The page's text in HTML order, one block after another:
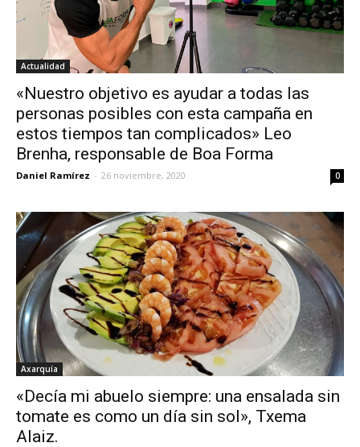
Actualidad
«Nuestro objetivo es ayudar a todas las
personas posibles con esta campaña en
estos tiempos tan complicados» Leo
Brenha, responsable de Boa Forma
Daniel Ramírez - 26 noviembre, 2020 0
Axarquía
«Decía mi abuelo siempre: una ensalada sin
tomate es como un día sin sol», Txema
Alaiz.